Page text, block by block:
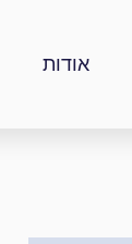
אודות